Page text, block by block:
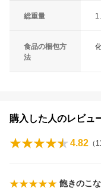
総重量
食品の梱包方
法
購入した人のレビュ
4.82 （
飽きのこ